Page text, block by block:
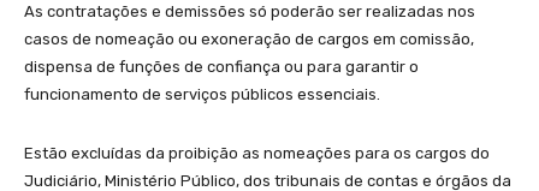
As contratações e demissões só poderão ser realizadas nos
casos de nomeação ou exoneração de cargos em comissão,
dispensa de funções de confiança ou para garantir o
funcionamento de serviços públicos essenciais.
Estão excluídas da proibição as nomeações para os cargos do
Judiciário, Ministério Público, dos tribunais de contas e órgãos da